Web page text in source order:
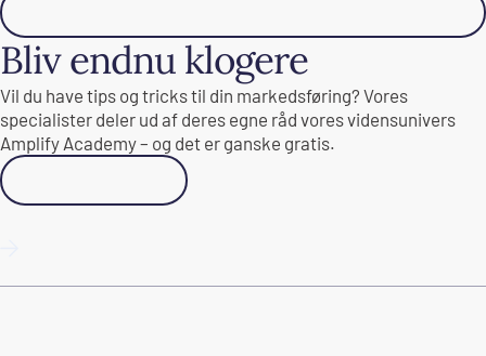
Bliv endnu klogere
Vil du have tips og tricks til din markedsføring? Vores
specialister deler ud af deres egne råd vores vidensunivers
Amplify Academy – og det er ganske gratis.